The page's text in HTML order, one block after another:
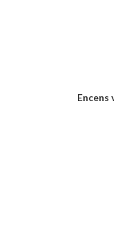
Encens